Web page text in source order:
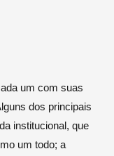
um com suas
dos principais
institucional, que
um todo; a